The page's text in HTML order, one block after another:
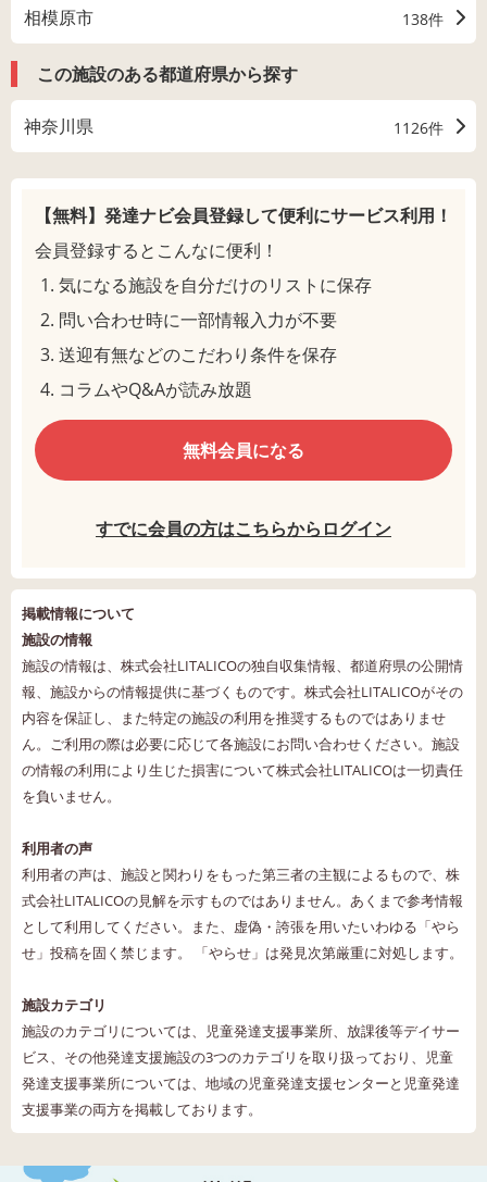
相模原市 138件
この施設のある都道府県から探す
神奈川県 1126件
【無料】発達ナビ会員登録して便利にサービス利用！
会員登録するとこんなに便利！
気になる施設を自分だけのリストに保存
問い合わせ時に一部情報入力が不要
送迎有無などのこだわり条件を保存
コラムやQ&Aが読み放題
無料会員になる
すでに会員の方はこちらからログイン
掲載情報について
施設の情報
施設の情報は、株式会社LITALICOの独自収集情報、都道府県の公開情
報、施設からの情報提供に基づくものです。株式会社LITALICOがその
内容を保証し、また特定の施設の利用を推奨するものではありませ
ん。ご利用の際は必要に応じて各施設にお問い合わせください。施設
の情報の利用により生じた損害について株式会社LITALICOは一切責任
を負いません。
利用者の声
利用者の声は、施設と関わりをもった第三者の主観によるもので、株
式会社LITALICOの見解を示すものではありません。あくまで参考情報
として利用してください。また、虚偽・誇張を用いたいわゆる「やら
せ」投稿を固く禁じます。 「やらせ」は発見次第厳重に対処します。
施設カテゴリ
施設のカテゴリについては、児童発達支援事業所、放課後等デイサー
ビス、その他発達支援施設の3つのカテゴリを取り扱っており、児童
発達支援事業所については、地域の児童発達支援センターと児童発達
支援事業の両方を掲載しております。